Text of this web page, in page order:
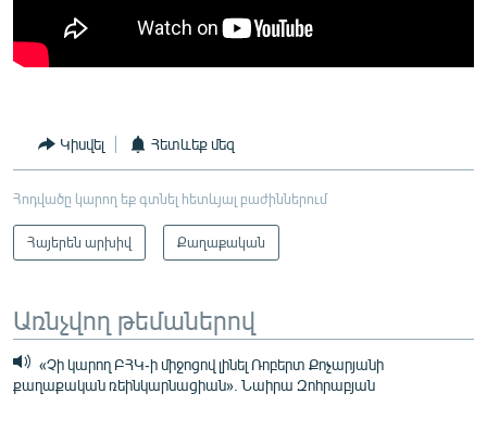
Կիսվել Հետևեք մեզ
Հոդվածը կարող եք գտնել հետևյալ բաժիններում
Հայերեն արխիվ Քաղաքական
Առնչվող թեմաներով
​​«Չի կարող ԲՀԿ-ի միջոցով լինել Ռոբերտ Քոչարյանի
քաղաքական ռեինկարնացիան». Նաիրա Զոհրաբյան